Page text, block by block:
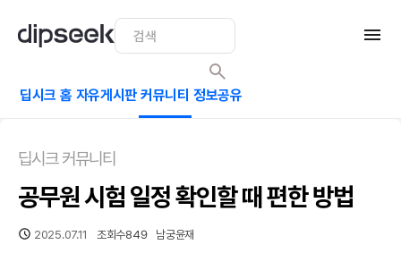
딥시크 홈 자유게시판 커뮤니티 정보공유
딥시크 커뮤니티
공무원 시험 일정 확인할 때 편한 방법
2025.07.11 조회수849 남궁윤재